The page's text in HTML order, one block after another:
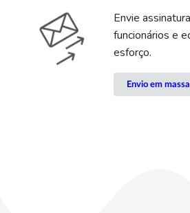
Envie
funcionários e
esforço.
Envio em massa